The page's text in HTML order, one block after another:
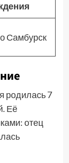
Самбурск
родилась 7
Её
отец